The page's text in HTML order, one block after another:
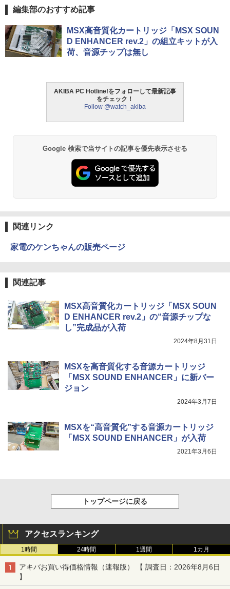
編集部のおすすめ記事
MSX高音質化カートリッジ「MSX SOUN
D ENHANCER rev.2」の組立キットが入
荷、音源チップは無し
AKIBA PC Hotline!をフォローして最新記事
をチェック！
Follow @watch_akiba
Google 検索で当サイトの記事を優先表示させる
関連リンク
家電のケンちゃんの販売ページ
関連記事
MSX高音質化カートリッジ「MSX SOUN
D ENHANCER rev.2」の“音源チップな
し”完成品が入荷
2024年8月31日
MSXを高音質化する音源カートリッジ
「MSX SOUND ENHANCER」に新バー
ジョン
2024年3月7日
MSXを“高音質化”する音源カートリッジ
「MSX SOUND ENHANCER」が入荷
2021年3月6日
トップページに戻る
アクセスランキング
1時間 24時間 1週間 1カ月
アキバお買い得価格情報（速報版） 【 調査日：2026年8月6日
】